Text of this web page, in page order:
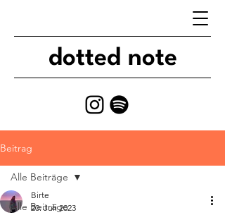
dotted note
Beitrag
Alle Beiträge
Alle Beiträge
Birte
20. Juli 2023